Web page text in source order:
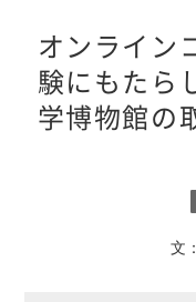
オンライン
験にもたら
学博物館の
文